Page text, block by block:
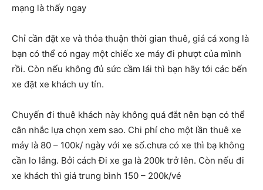
mạng là thấy ngay
Chỉ cần đặt xe và thỏa thuận thời gian thuê, giá cá xong là
bạn có thể có ngay một chiếc xe máy đi phượt của mình
rồi. Còn nếu không đủ sức cầm lái thì bạn hãy tới các bến
xe đặt xe khách uy tín.
Chuyến đi thuê khách này không quá đắt nên bạn có thể
cân nhắc lựa chọn xem sao. Chi phí cho một lần thuê xe
máy là 80 – 100k/ ngày với xe số.chưa có xe thì bạ không
cần lo lắng. Bởi cách Đi xe ga là 200k trở lên. Còn nếu đi
xe khách thì giá trung bình 150 – 200k/vé